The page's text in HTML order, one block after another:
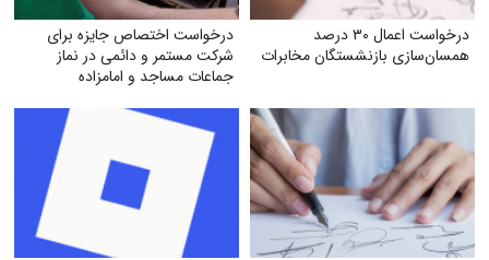
درخواست اعمال ۳۰ درصد
همسان‌سازی بازنشستگان مخابرات
درخواست اختصاص جایزه برای
شرکت مستمر و دائمی در نماز
جماعات مساجد و امامزاده